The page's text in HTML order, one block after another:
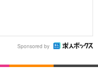
Sponsored by